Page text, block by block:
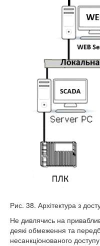
Рис. 38. Архітектура з
Не дивлячись на
деякі обмеження та
несанкціонованого